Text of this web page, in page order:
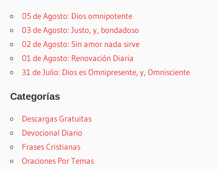
05 de Agosto: Dios omnipotente
03 de Agosto: Justo, y, bondadoso
02 de Agosto: Sin amor nada sirve
01 de Agosto: Renovación Diaria
31 de Julio: Dios es Omnipresente, y, Omnisciente
Categorías
Descargas Gratuitas
Devocional Diario
Frases Cristianas
Oraciones Por Temas